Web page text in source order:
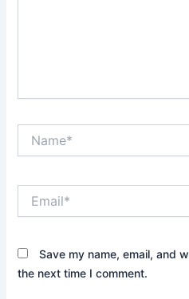
Save my name, email, and
the next time I comment.